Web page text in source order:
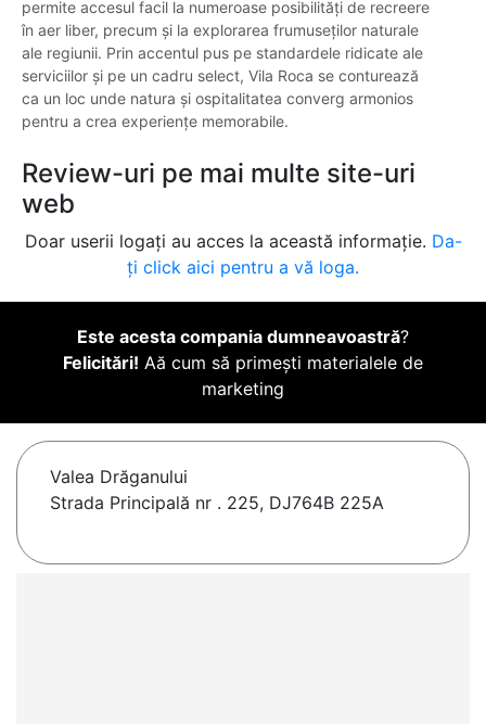
permite accesul facil la numeroase posibilități de recreere
în aer liber, precum și la explorarea frumuseților naturale
ale regiunii. Prin accentul pus pe standardele ridicate ale
serviciilor și pe un cadru select, Vila Roca se conturează
ca un loc unde natura și ospitalitatea converg armonios
pentru a crea experiențe memorabile.
Review-uri pe mai multe site-uri
web
Doar userii logați au acces la această informație. Da-
ți click aici pentru a vă loga.
Este acesta compania dumneavoastră?
Felicitări! Aă cum să primești materialele de
marketing
Valea Drăganului
Strada Principală nr . 225, DJ764B 225A